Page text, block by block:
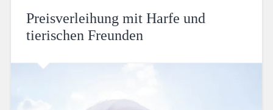
Preisverleihung mit Harfe und
tierischen Freunden